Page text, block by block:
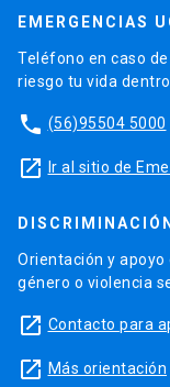
EMERGENCIAS
Teléfono en caso
riesgo tu vida
phone (56)95504 5000
launch Ir al sitio de
Orientación y
género o violencia
launch Contacto para
launch Más orientación